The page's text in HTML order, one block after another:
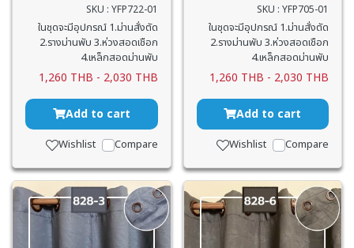
SKU : YFP722-01
ในชุดจะมีอุปกรณ์ 1.ม่านสั่งตัด
2.รางม่านพับ 3.ห่วงสอดเชือก
4.เหล็กสอดม่านพับ
1,260 THB - 2,030 THB
Add to cart
Wishlist Compare
SKU : YFP705-01
ในชุดจะมีอุปกรณ์ 1.ม่านสั่งตัด
2.รางม่านพับ 3.ห่วงสอดเชือก
4.เหล็กสอดม่านพับ
1,260 THB - 2,030 THB
Add to cart
Wishlist Compare